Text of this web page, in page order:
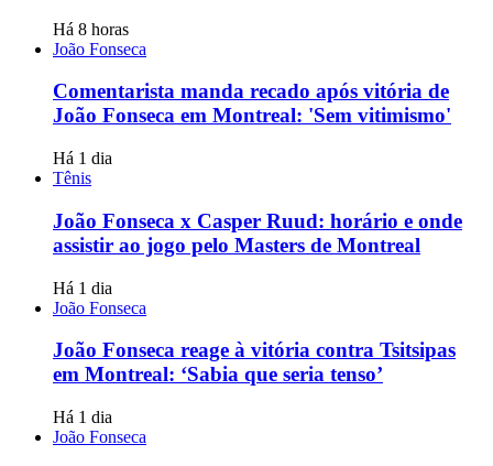
Há 8 horas
João Fonseca
Comentarista manda recado após vitória de
João Fonseca em Montreal: 'Sem vitimismo'
Há 1 dia
Tênis
João Fonseca x Casper Ruud: horário e onde
assistir ao jogo pelo Masters de Montreal
Há 1 dia
João Fonseca
João Fonseca reage à vitória contra Tsitsipas
em Montreal: ‘Sabia que seria tenso’
Há 1 dia
João Fonseca